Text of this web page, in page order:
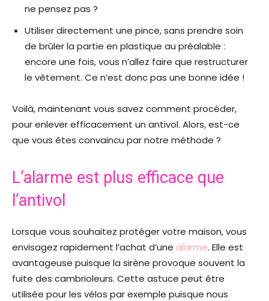
ne pensez pas ?
Utiliser directement une pince, sans prendre soin
de brûler la partie en plastique au préalable :
encore une fois, vous n’allez faire que restructurer
le vêtement. Ce n’est donc pas une bonne idée !
Voilà, maintenant vous savez comment procéder,
pour enlever efficacement un antivol. Alors, est-ce
que vous êtes convaincu par notre méthode ?
L’alarme est plus efficace que
l’antivol
Lorsque vous souhaitez protéger votre maison, vous
envisagez rapidement l’achat d’une alarme. Elle est
avantageuse puisque la sirène provoque souvent la
fuite des cambrioleurs. Cette astuce peut être
utilisée pour les vélos par exemple puisque nous